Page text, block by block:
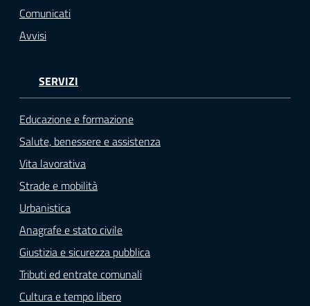
Comunicati
Avvisi
SERVIZI
Educazione e formazione
Salute, benessere e assistenza
Vita lavorativa
Strade e mobilità
Urbanistica
Anagrafe e stato civile
Giustizia e sicurezza pubblica
Tributi ed entrate comunali
Cultura e tempo libero